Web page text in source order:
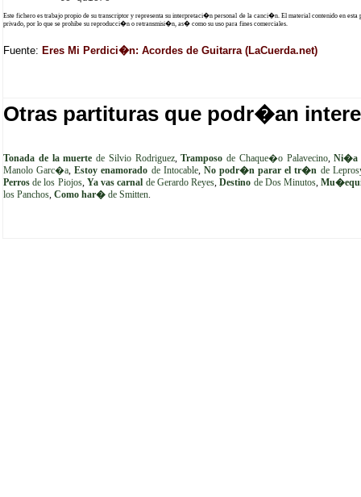
Este fichero es trabajo propio de su transcriptor y representa su interpretaci�n personal de la canci�n. El material contenido en esta
privado, por lo que se prohibe su reproducci�n o retransmisi�n, as� como su uso para fines comerciales.
Fuente: Eres Mi Perdici�n: Acordes de Guitarra (LaCuerda.net)
Otras partituras que podr�an
Tonada de la muerte de Silvio Rodriguez,Tramposo de Chaque�o Palavecino,Ni�a
Manolo Garc�a,Estoy enamorado de Intocable, No podr�n parar el tr�n de
Perros de los Piojos, Ya vas carnal de Gerardo Reyes,Destino de Dos Minutos,
los Panchos, Como har� de Smitten.